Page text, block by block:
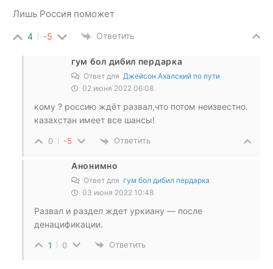
Лишь Россия поможет
4 -5 Ответить
гум бол дибил пердарка
Ответ для Джейсон Ахалский по пути
02 июня 2022 06:08
кому ? россию ждёт развал,что потом неизвестно.
казахстан имеет все шансы!
0 -5 Ответить
Анонимно
Ответ для гум бол дибил пердарка
03 июня 2022 10:48
Развал и раздел ждет уркиану — после
денацификации.
1 0 Ответить